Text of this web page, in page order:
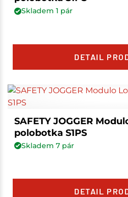
Skladem 1 pár
DETAIL
SAFETY JOGGER
polobotka S1PS
Skladem 7pár
DETAIL